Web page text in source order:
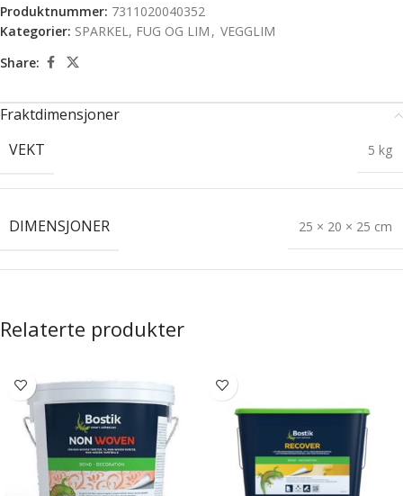
Produktnummer: 7311020040352
Kategorier: SPARKEL, FUG OG LIM , VEGGLIM
Share:
Fraktdimensjoner
VEKT
5 kg
DIMENSJONER 25 × 20 × 25 cm
Relaterte produkter